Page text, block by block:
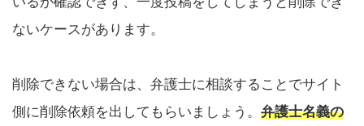
ないケースがあります。
削除できない場合は、弁護士に相談することでサイト
側に削除依頼を出してもらいましょう。 弁護士名義の